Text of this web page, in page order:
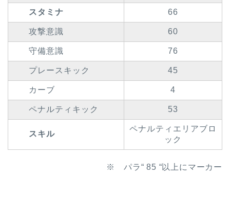
スタミナ 66
攻撃意識 60
守備意識 76
プレースキック 45
カーブ 4
ペナルティキック 53
スキル
ペナルティエリアブロ
ック
※ パラ“ 85 “以上にマーカー